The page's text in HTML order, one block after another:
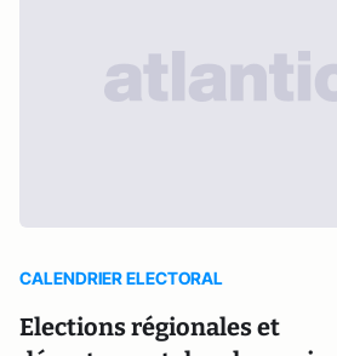
CALENDRIER ELECTORAL
Elections régionales et